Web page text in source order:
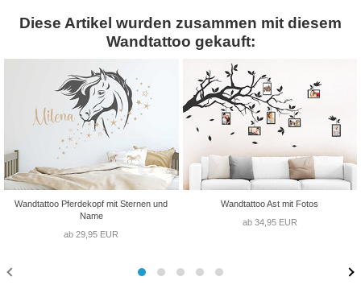
Diese Artikel wurden zusammen mit diesem
Wandtattoo gekauft:
Wandtattoo Pferdekopf mit Sternen und
Name
ab 29,95 EUR
Wandtattoo Ast mit Fotos
ab 34,95 EUR